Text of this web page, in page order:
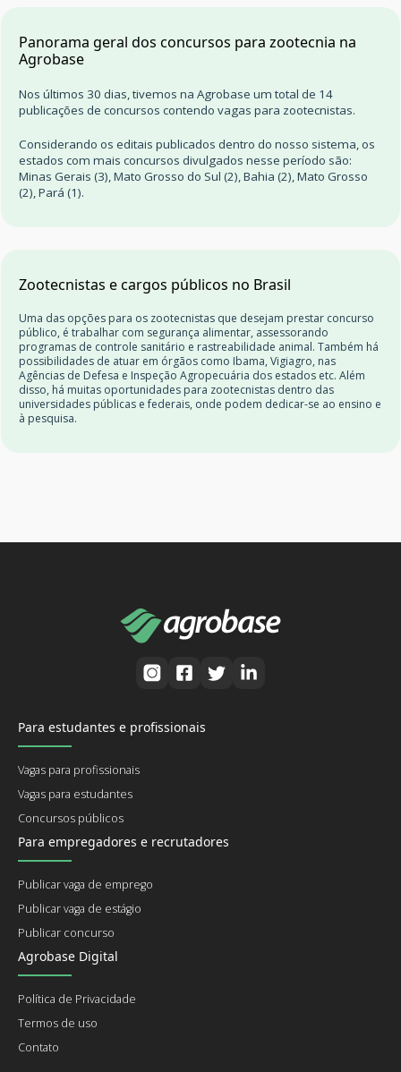
Panorama geral dos concursos para zootecnia na
Agrobase
Nos últimos 30 dias, tivemos na Agrobase um total de 14
publicações de concursos contendo vagas para zootecnistas.
Considerando os editais publicados dentro do nosso sistema, os
estados com mais concursos divulgados nesse período são:
Minas Gerais (3), Mato Grosso do Sul (2), Bahia (2), Mato Grosso
(2), Pará (1).
Zootecnistas e cargos públicos no Brasil
Uma das opções para os zootecnistas que desejam prestar concurso
público, é trabalhar com segurança alimentar, assessorando
programas de controle sanitário e rastreabilidade animal. Também há
possibilidades de atuar em órgãos como Ibama, Vigiagro, nas
Agências de Defesa e Inspeção Agropecuária dos estados etc. Além
disso, há muitas oportunidades para zootecnistas dentro das
universidades públicas e federais, onde podem dedicar-se ao ensino e
à pesquisa.
Para estudantes e profissionais
Vagas para profissionais
Vagas para estudantes
Concursos públicos
Para empregadores e recrutadores
Publicar vaga de emprego
Publicar vaga de estágio
Publicar concurso
Agrobase Digital
Política de Privacidade
Termos de uso
Contato